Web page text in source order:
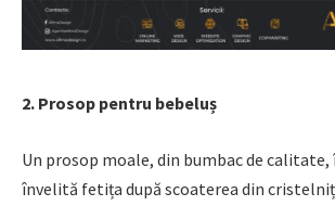
2. Prosop pentru bebeluș
Un prosop moale, din bumbac de calitate,
învelită fetița după scoaterea din